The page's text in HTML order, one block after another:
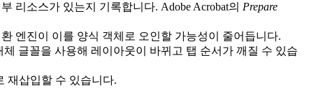
리소스가 있는지 기록합니다. Adobe Acrobat의 Prepare
엔진이 이를 양식 객체로 오인할 가능성이 줄어듭니다.
글꼴을 사용해 레이아웃이 바뀌고 탭 순서가 깨질 수 있습
재삽입할 수 있습니다.